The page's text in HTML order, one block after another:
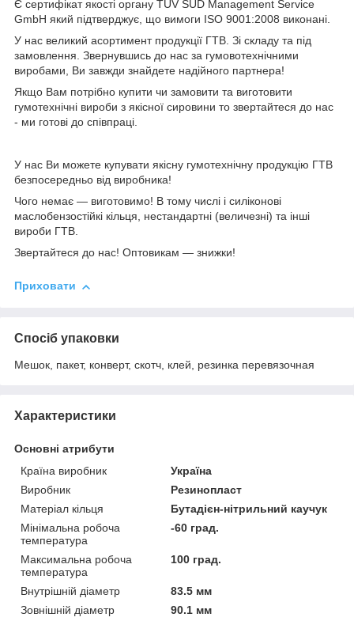
Є сертифікат якості органу TUV SUD Management Service
GmbH який підтверджує, що вимоги ISO 9001:2008 виконані.
У нас великий асортимент продукції ГТВ. Зі складу та під
замовлення. Звернувшись до нас за гумовотехнічними
виробами, Ви завжди знайдете надійного партнера!
Якщо Вам потрібно купити чи замовити та виготовити
гумотехнічні вироби з якісної сировини то звертайтеся до нас
- ми готові до співпраці.
У нас Ви можете купувати якісну гумотехнічну продукцію ГТВ
безпосередньо від виробника!
Чого немає ― виготовимо! В тому числі і силіконові
маслобензостійкі кільця, нестандартні (величезні) та інші
вироби ГТВ.
Звертайтеся до нас! Оптовикам ― знижки!
Приховати
Спосіб упаковки
Мешок, пакет, конверт, скотч, клей, резинка перевязочная
Характеристики
Основні атрибути
Країна виробник
Україна
Виробник
Резинопласт
Матеріал кільця
Бутадієн-нітрильний каучук
Мінімальна робоча
температура
-60 град.
Максимальна робоча
температура
100 град.
Внутрішній діаметр
83.5 мм
Зовнішній діаметр
90.1 мм